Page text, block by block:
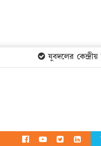
যুবদলের কেন্দ্রীয়